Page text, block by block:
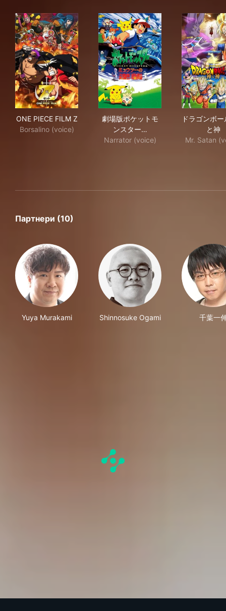
ONE PIECE FILM Z
Borsalino (voice)
劇場版ポケットモ
ンスター…
Narrator (voice)
ドラゴンボ
と神
Mr. Satan
Партнери (10)
Yuya Murakami Shinnosuke Ogami 千葉一